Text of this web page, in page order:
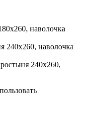
наволочка
240х260, наволочка
240х260,